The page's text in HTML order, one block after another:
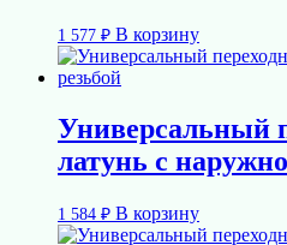
1 577 ₽ В корзину
Универсальный
латунь с
1 584 ₽ В корзину